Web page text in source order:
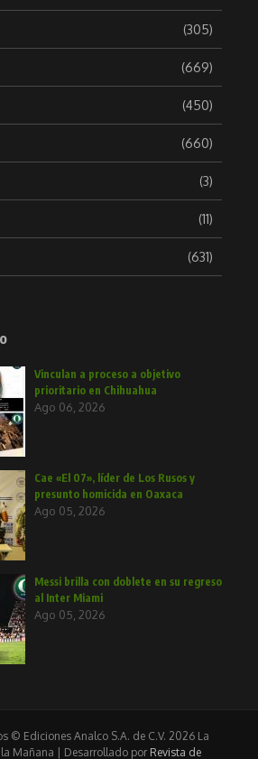
(305)
(669)
(450)
(660)
(3)
(11)
(631)
Vinculan a proceso a objetivo
prioritario en Chihuahua
Ago 06, 2026
Cae «El 07», líder de Los Rusos y
presunto homicida en Oaxaca
Ago 05, 2026
Messi brilla con doblete en su regreso
al Inter Miami
Ago 05, 2026
© Ediciones Analco S.A. de C.V. 2026 La
Mañana | Desarrollado por Revista de